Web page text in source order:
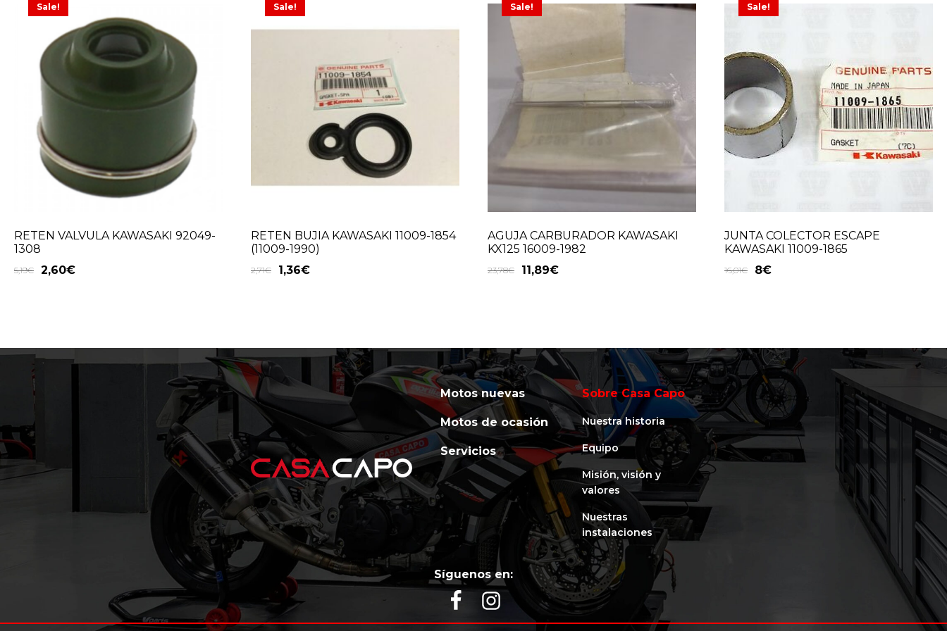
Sale!
RETEN VALVULA KAWASAKI 92049-
1308
5,19€ 2,60€
Sale!
RETEN BUJIA KAWASAKI 11009-1854
(11009-1990)
2,71€ 1,36€
Sale!
AGUJA CARBURADOR KAWASAKI
KX125 16009-1982
23,78€ 11,89€
Sale!
JUNTA COLECTOR ESCAPE
KAWASAKI 11009-1865
16,01€ 8€
Motos nuevas
Motos de ocasión
Servicios
Sobre Casa Capo
Nuestra historia
Equipo
Misión, visión y
valores
Nuestras
instalaciones
Síguenos en: